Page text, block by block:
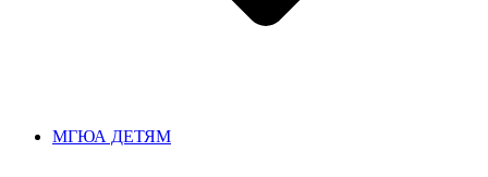
МГЮА ДЕТЯМ